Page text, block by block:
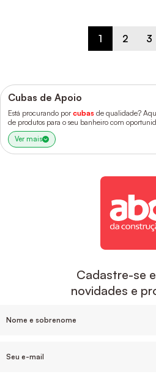
1 2 3
Cubas de Apoio
Está procurando por cubas de qualidade?
de produtos para o seu banheiro com
Ver mais
Cadastre-se
novidades e